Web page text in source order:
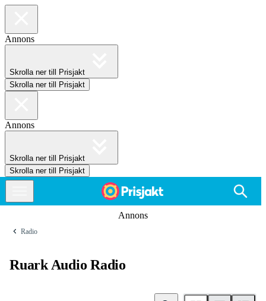
Annons
Skrolla ner till Prisjakt
Skrolla ner till Prisjakt
Annons
Skrolla ner till Prisjakt
Skrolla ner till Prisjakt
Annons
Radio
Ruark Audio Radio